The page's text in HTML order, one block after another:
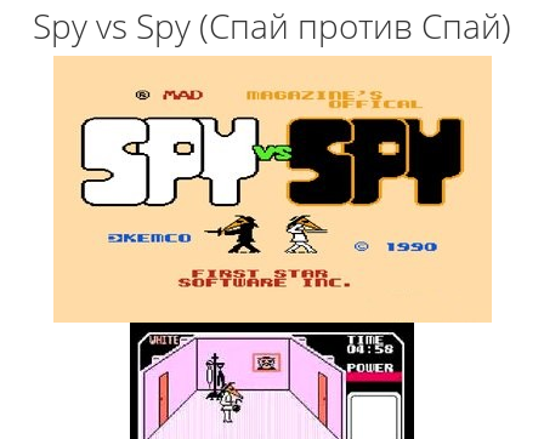
Spy vs Spy (Спай против Спай)